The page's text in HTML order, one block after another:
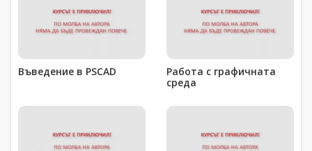
Въведение в PSCAD
Работа с графичната
среда